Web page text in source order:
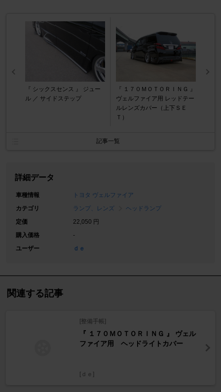
『 シックスセンス 』 ジュー
ル ／ サイドステップ
『 １７０ＭＯＴＯＲＩＮＧ 』
ヴェルファイア用 レッドテー
ルレンズカバー（上下ＳＥ
Ｔ）
記事一覧
詳細データ
車種情報
トヨタ ヴェルファイア
カテゴリ
ランプ、レンズ
ヘッドランプ
定価
22,050 円
購入価格
-
ユーザー
ｄｅ
関連する記事
[整備手帳]
『 １７０ＭＯＴＯＲＩＮＧ 』 ヴェル
ファイア用 ヘッドライトカバー
[ｄｅ]